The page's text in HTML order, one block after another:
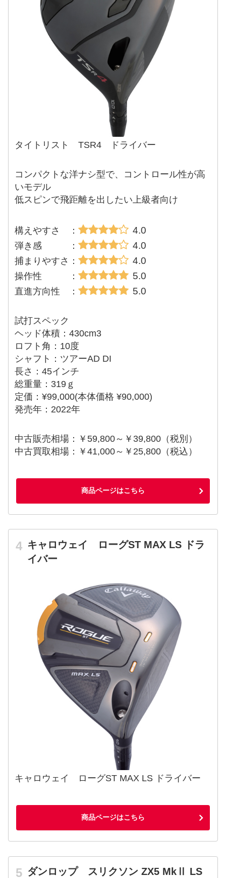
タイトリスト TSR4 ドライバー
コンパクトな洋ナシ型で、コントロール性が高
いモデル
低スピンで飛距離を出したい上級者向け
構えやすさ ： 4.0
弾き感 ： 4.0
捕まりやすさ： 4.0
操作性 ： 5.0
直進方向性 ： 5.0
試打スペック
ヘッド体積：430cm3
ロフト角：10度
シャフト：ツアーAD DI
長さ：45インチ
総重量：319ｇ
定価：¥99,000(本体価格 ¥90,000)
発売年：2022年
中古販売相場：￥59,800～￥39,800（税別）
中古買取相場：￥41,000～￥25,800（税込）
商品ページはこちら
キャロウェイ ローグST MAX LS ドラ
イバー
キャロウェイ ローグST MAX LS ドライバー
商品ページはこちら
ダンロップ スリクソン ZX5 MkⅡ LS